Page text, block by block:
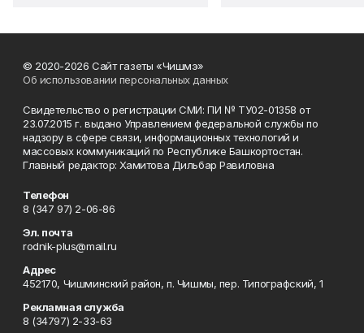
© 2020-2026 Сайт газеты «Чишмэ»
Об использовании персональных данных
Свидетельство о регистрации СМИ: ПИ № ТУ02-01358 от
23.07.2015 г. выдано Управлением федеральной службы по
надзору в сфере связи, информационных технологий и
массовых коммуникаций по Республике Башкортостан.
Главный редактор: Хамитова Дильбар Равиловна
Телефон
8 (347 97) 2-06-86
Эл. почта
rodnik-plus@mail.ru
Адрес
452170, Чишминский район, п. Чишмы, пер. Типографский, 1
Рекламная служба
8 (34797) 2-33-63